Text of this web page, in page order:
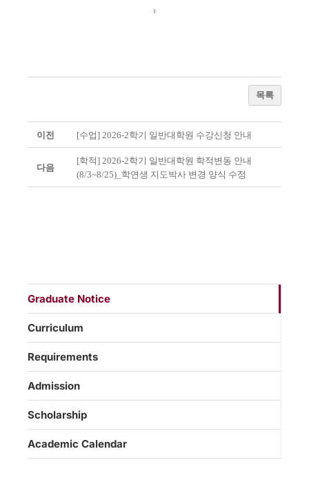
목록
이전 [수업] 2026-2학기 일반대학원 수강신청 안내
다음
[학적] 2026-2학기 일반대학원 학적변동 안내
(8/3~8/25)_학연생 지도박사 변경 양식 수정
Graduate Notice
Curriculum
Requirements
Admission
Scholarship
Academic Calendar